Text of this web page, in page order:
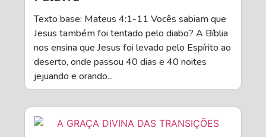
Texto base: Mateus 4:1-11 Vocês sabiam que
Jesus também foi tentado pelo diabo? A Bíblia
nos ensina que Jesus foi levado pelo Espírito ao
deserto, onde passou 40 dias e 40 noites
jejuando e orando...